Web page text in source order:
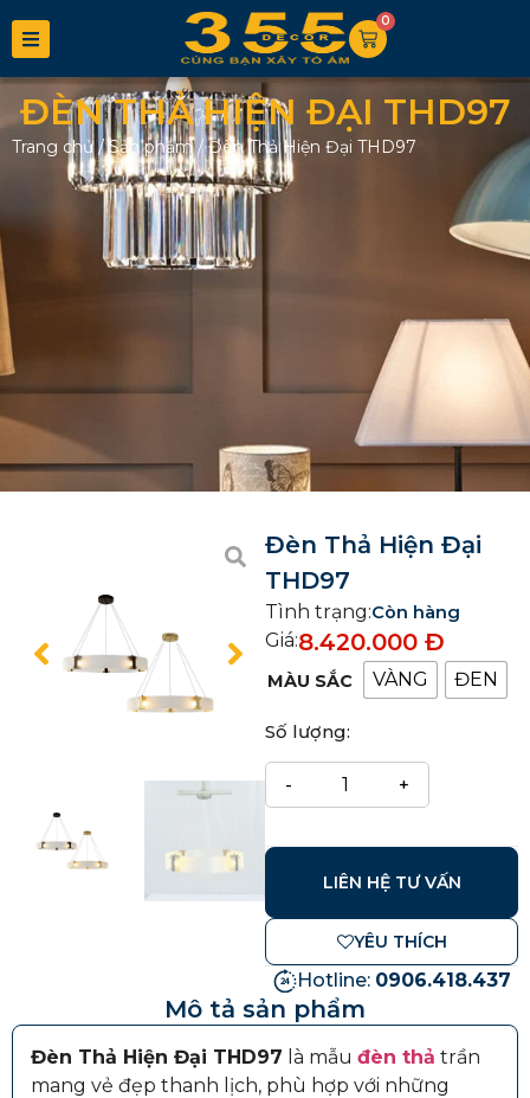
0
ĐÈN THẢ HIỆN ĐẠI THD97
Trang chủ/Sản phẩm/Đèn Thả Hiện Đại THD97
Đèn Thả Hiện Đại
THD97
Tình trạng:Còn hàng
Giá:8.420.000 Đ
MÀU SẮC VÀNG ĐEN
Số lượng:
LIÊN HỆ TƯ VẤN
YÊU THÍCH
Hotline: 0906.418.437
Mô tả sản phẩm
Đèn Thả Hiện Đại THD97 là mẫu đèn thả trần
mang vẻ đẹp thanh lịch, phù hợp với những